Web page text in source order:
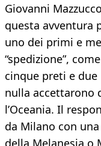
Giovanni
questa avventura
uno dei primi e
“spedizione”,
cinque preti e
nulla accettarono
l’Oceania. Il
da Milano con
della Melanesia o